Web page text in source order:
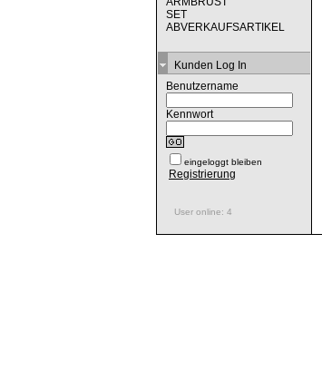
SET
ABVERKAUFSARTIKEL
Kunden Log In
Benutzername
Kennwort
eingeloggt bleiben
Registrierung
User online: 4